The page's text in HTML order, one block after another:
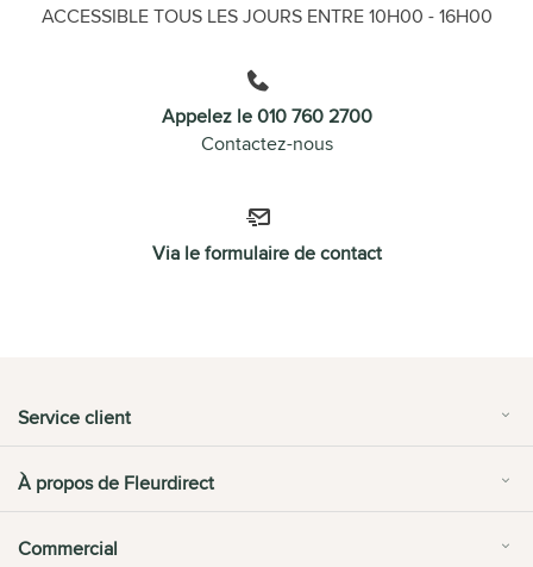
ACCESSIBLE TOUS LES JOURS ENTRE 10H00 - 16H00
Appelez le 010 760 2700
Contactez-nous
Via le formulaire de contact
Service client
À propos de Fleurdirect
Commercial